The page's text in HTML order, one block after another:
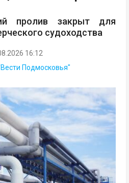
пролив закрыт для
судоходства
16:12
Подмосковья"